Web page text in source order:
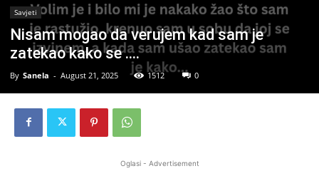
Savjeti
Nisam mogao da verujem kad sam je
zatekao kako se ….
By Sanela - August 21, 2025 1512 0
Oglasi - Advertisement